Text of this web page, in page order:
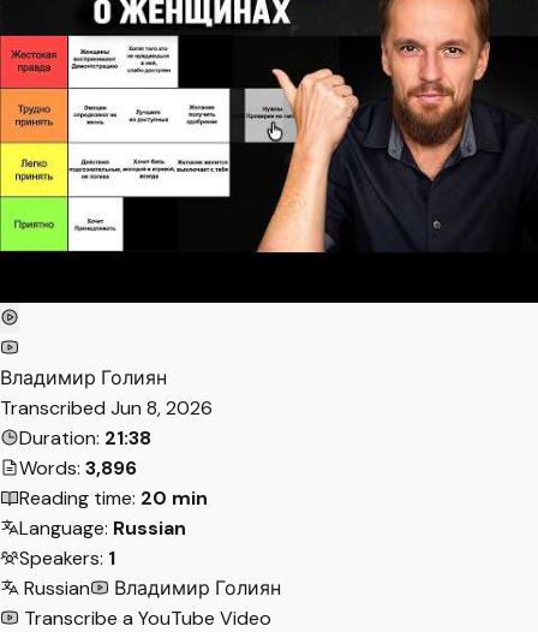
Владимир Голиян
Transcribed Jun 8, 2026
Duration: 21:38
Words: 3,896
Reading time: 20 min
Language: Russian
Speakers: 1
Russian
Владимир Голиян
Transcribe a YouTube Video